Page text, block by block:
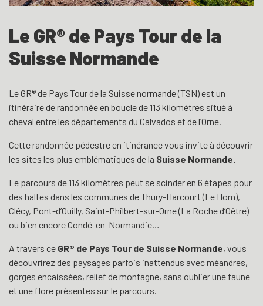
Le GR® de Pays Tour de la
Suisse Normande
Le GR® de Pays Tour de la Suisse normande (TSN) est un
itinéraire de randonnée en boucle de 113 kilomètres situé à
cheval entre les départements du Calvados et de l’Orne.
Cette randonnée pédestre en itinérance vous invite à découvrir
les sites les plus emblématiques de la Suisse Normande.
Le parcours de 113 kilomètres peut se scinder en 6 étapes pour
des haltes dans les communes de Thury-Harcourt (Le Hom),
Clécy, Pont-d’Ouilly, Saint-Philbert-sur-Orne (La Roche d’Oëtre)
ou bien encore Condé-en-Normandie…
A travers ce GR® de Pays Tour de Suisse Normande, vous
découvrirez des paysages parfois inattendus avec méandres,
gorges encaissées, relief de montagne, sans oublier une faune
et une flore présentes sur le parcours.